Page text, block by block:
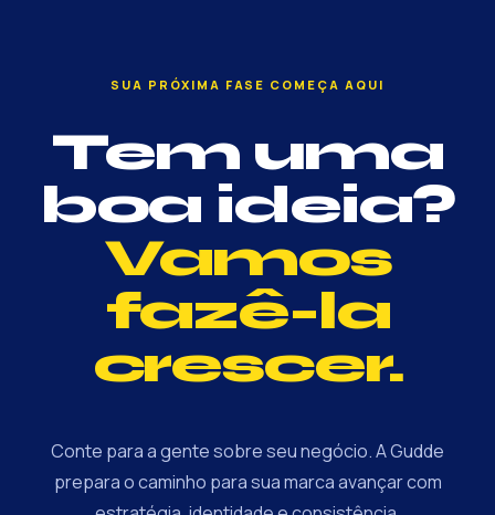
SUA PRÓXIMA FASE COMEÇA AQUI
Tem uma
boa ideia?
Vamos
fazê-la
crescer.
Conte para a gente sobre seu negócio. A Gudde
prepara o caminho para sua marca avançar com